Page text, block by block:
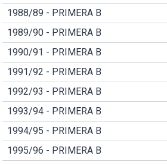
1988/89 - PRIMERA B
1989/90 - PRIMERA B
1990/91 - PRIMERA B
1991/92 - PRIMERA B
1992/93 - PRIMERA B
1993/94 - PRIMERA B
1994/95 - PRIMERA B
1995/96 - PRIMERA B